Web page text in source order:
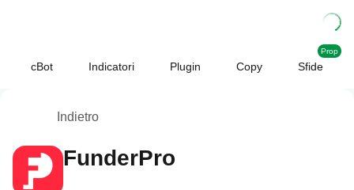
cBot Indicatori Plugin Copy Sfide
Prop
Indietro
FunderPro